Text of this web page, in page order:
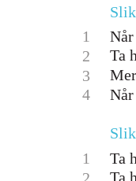
1
2
Ta
3
4
1
Ta
Ta